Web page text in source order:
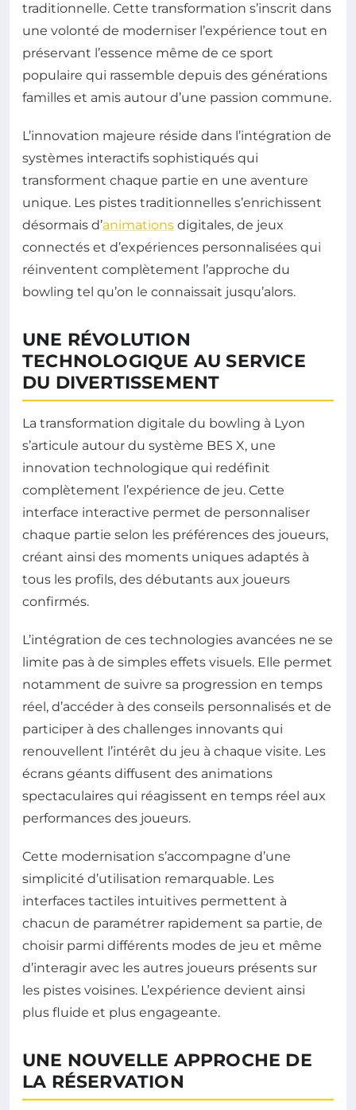
traditionnelle. Cette transformation s’inscrit dans
une volonté de moderniser l’expérience tout en
préservant l’essence même de ce sport
populaire qui rassemble depuis des générations
familles et amis autour d’une passion commune.
L’innovation majeure réside dans l’intégration de
systèmes interactifs sophistiqués qui
transforment chaque partie en une aventure
unique. Les pistes traditionnelles s’enrichissent
désormais d’animations digitales, de jeux
connectés et d’expériences personnalisées qui
réinventent complètement l’approche du
bowling tel qu’on le connaissait jusqu’alors.
UNE RÉVOLUTION
TECHNOLOGIQUE AU SERVICE
DU DIVERTISSEMENT
La transformation digitale du bowling à Lyon
s’articule autour du système BES X, une
innovation technologique qui redéfinit
complètement l’expérience de jeu. Cette
interface interactive permet de personnaliser
chaque partie selon les préférences des joueurs,
créant ainsi des moments uniques adaptés à
tous les profils, des débutants aux joueurs
confirmés.
L’intégration de ces technologies avancées ne se
limite pas à de simples effets visuels. Elle permet
notamment de suivre sa progression en temps
réel, d’accéder à des conseils personnalisés et de
participer à des challenges innovants qui
renouvellent l’intérêt du jeu à chaque visite. Les
écrans géants diffusent des animations
spectaculaires qui réagissent en temps réel aux
performances des joueurs.
Cette modernisation s’accompagne d’une
simplicité d’utilisation remarquable. Les
interfaces tactiles intuitives permettent à
chacun de paramétrer rapidement sa partie, de
choisir parmi différents modes de jeu et même
d’interagir avec les autres joueurs présents sur
les pistes voisines. L’expérience devient ainsi
plus fluide et plus engageante.
UNE NOUVELLE APPROCHE DE
LA RÉSERVATION